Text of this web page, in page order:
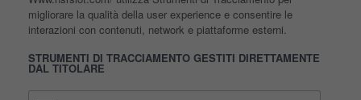
migliorare la qualità della user experience e consentire le
interazioni con contenuti, network e piattaforme esterni.
STRUMENTI DI TRACCIAMENTO GESTITI DIRETTAMENTE
DAL TITOLARE